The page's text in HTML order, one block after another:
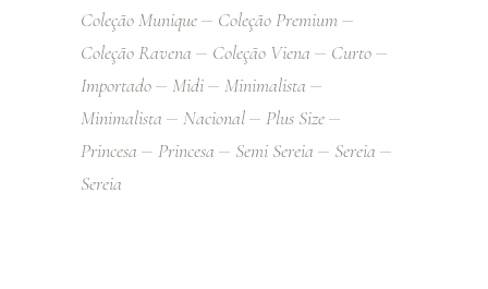
Coleção Munique
Coleção Premium
Coleção Ravena
Coleção Viena
Curto
Importado
Midi
Minimalista
Minimalista
Nacional
Plus Size
Princesa
Princesa Semi Sereia
Sereia
Sereia